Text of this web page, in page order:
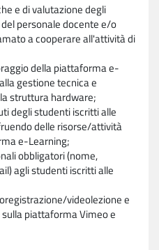
e di valutazione degli
personale docente e/o
a cooperare all'attività di
della piattaforma e-
gestione tecnica e
struttura hardware;
degli studenti iscritti alle
delle risorse/attività
e-Learning;
obbligatori (nome,
agli studenti iscritti alle
videolezione e
piattaforma Vimeo e